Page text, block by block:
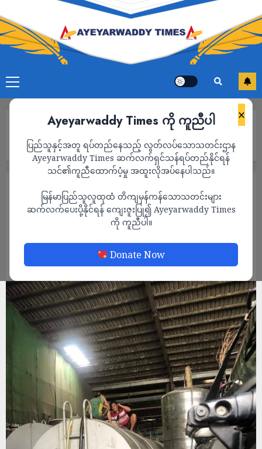
×
Ayeyarwaddy Times ကို ကူညီပါ
ပြည်သူနှင့်အတူ ရပ်တည်နေသည့် လွတ်လပ်သောသတင်းဌာန
Ayeyarwaddy Times ဆက်လက်ရှင်သန်ရပ်တည်နိုင်ရန်
သင်၏ကူညီထောက်ပံ့မှု အထူးလိုအပ်နေပါသည်။
မြန်မာပြည်သူလူထုထံ တိကျမှန်ကန်သောသတင်းများ
ဆက်လက်ပေးပို့နိုင်ရန် ကျေးဇူးပြု၍ Ayeyarwaddy Times
ကို ကူညီပါ။
Donate Now
ဆန်စပါးအသင်းထုတ်ပြန်
နွေစပါးစိုက်ပျိုးရာသီအတွက် စက်သုံးဆီဝယ်ယူ
နိုင်ရန်စီစဉ်ပေးမည်ဟု ဆန်စပါးအသင်းထုတ်
ပြန်
ADMIN DECEMBER 23, 2023